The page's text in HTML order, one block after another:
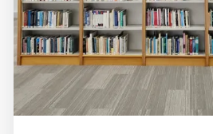
5 Günde İngilizce
Bilinçaltı İngilizce
İngilizce Biyografiler
İngilizce